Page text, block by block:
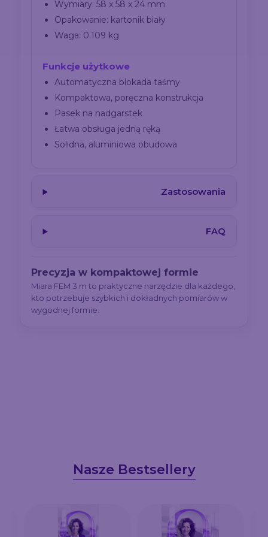
Wymiary: 58 x 58 x 24 mm
Opakowanie: kartonik biały
Waga: 0.109 kg
Funkcje użytkowe
Automatyczna blokada taśmy
Kompaktowa, poręczna konstrukcja
Pasek na nadgarstek
Łatwa obsługa jedną ręką
Solidna, aluminiowa obudowa
Zastosowania
FAQ
Precyzja w kompaktowej formie
Miara FEM 3 m to praktyczne narzędzie dla każdego,
kto potrzebuje szybkich i dokładnych pomiarów w
wygodnej formie.
Nasze Bestsellery